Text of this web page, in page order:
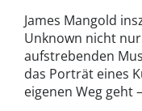
James Mangold
Unknown nicht
aufstrebenden
das Porträt eines
eigenen Weg geht